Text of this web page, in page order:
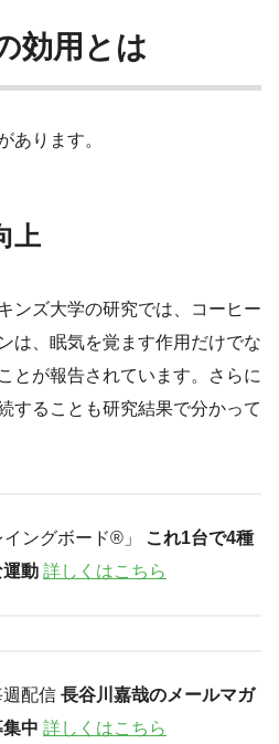
効用とは
あります。
上
ンズ大学の研究では、コーヒー
は、眠気を覚ます作用だけでな
とが報告されています。さらに
することも研究結果で分かって
ングボード®︎」
これ1台で4種
動 詳しくはこちら
配信 長谷川嘉哉のメールマガ
中 詳しくはこちら